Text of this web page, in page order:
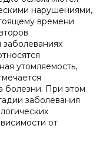
нарушениями,
времени
утомляемость,
болезни. При этом
заболевания
от